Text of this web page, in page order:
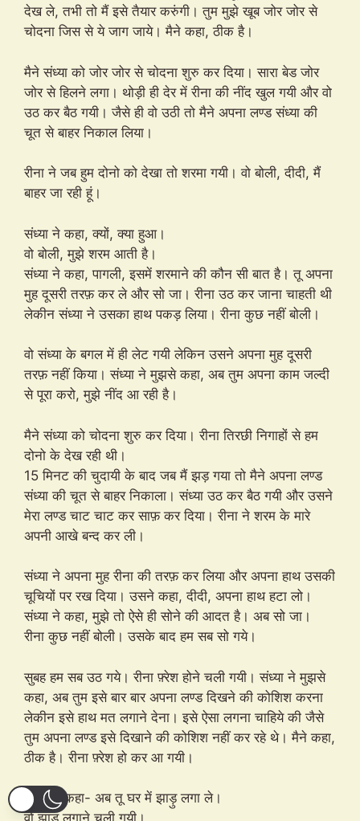
देख ले, तभी तो मैं इसे तैयार करुंगी। तुम मुझे खूब जोर जोर से
चोदना जिस से ये जाग जाये। मैने कहा, ठीक है।
मैने संध्या को जोर जोर से चोदना शुरु कर दिया। सारा बेड जोर
जोर से हिलने लगा। थोड़ी ही देर में रीना की नींद खुल गयी और वो
उठ कर बैठ गयी। जैसे ही वो उठी तो मैने अपना लण्ड संध्या की
चूत से बाहर निकाल लिया।
रीना ने जब हुम दोनो को देखा तो शरमा गयी। वो बोली, दीदी, मैं
बाहर जा रही हूं।
संध्या ने कहा, क्यों, क्या हुआ।
वो बोली, मुझे शरम आती है।
संध्या ने कहा, पागली, इसमें शरमाने की कौन सी बात है। तू अपना
मुह दूसरी तरफ़ कर ले और सो जा। रीना उठ कर जाना चाहती थी
लेकीन संध्या ने उसका हाथ पकड़ लिया। रीना कुछ नहीं बोली।
वो संध्या के बगल में ही लेट गयी लेकिन उसने अपना मुह दूसरी
तरफ़ नहीं किया। संध्या ने मुझसे कहा, अब तुम अपना काम जल्दी
से पूरा करो, मुझे नींद आ रही है।
मैने संध्या को चोदना शुरु कर दिया। रीना तिरछी निगाहों से हम
दोनो के देख रही थी।
15 मिनट की चुदायी के बाद जब मैं झड़ गया तो मैने अपना लण्ड
संध्या की चूत से बाहर निकाला। संध्या उठ कर बैठ गयी और उसने
मेरा लण्ड चाट चाट कर साफ़ कर दिया। रीना ने शरम के मारे
अपनी आखे बन्द कर ली।
संध्या ने अपना मुह रीना की तरफ़ कर लिया और अपना हाथ उसकी
चूचियों पर रख दिया। उसने कहा, दीदी, अपना हाथ हटा लो।
संध्या ने कहा, मुझे तो ऐसे ही सोने की आदत है। अब सो जा।
रीना कुछ नहीं बोली। उसके बाद हम सब सो गये।
सुबह हम सब उठ गये। रीना फ़्रेश होने चली गयी। संध्या ने मुझसे
कहा, अब तुम इसे बार बार अपना लण्ड दिखने की कोशिश करना
लेकीन इसे हाथ मत लगाने देना। इसे ऐसा लगना चाहिये की जैसे
तुम अपना लण्ड इसे दिखाने की कोशिश नहीं कर रहे थे। मैने कहा,
ठीक है। रीना फ़्रेश हो कर आ गयी।
संध्या ने कहा- अब तू घर में झाड़ु लगा ले।
वो झाड़ु लगाने चली गयी।